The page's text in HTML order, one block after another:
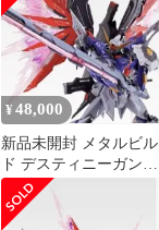
SEED DESTINY
¥48,000
新品未開封 メタルビル
ド デスティニーガンダ
ム SOUL RED Ver.